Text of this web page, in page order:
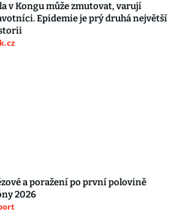
v Kongu může zmutovat, varují
Epidemie je prý druhá největší
a poražení po první polovině
2026